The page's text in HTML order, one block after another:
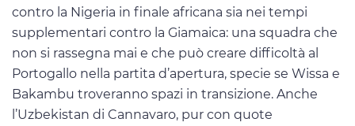
contro la Nigeria in finale africana sia nei tempi
supplementari contro la Giamaica: una squadra che
non si rassegna mai e che può creare difficoltà al
Portogallo nella partita d’apertura, specie se Wissa e
Bakambu troveranno spazi in transizione. Anche
l’Uzbekistan di Cannavaro, pur con quote